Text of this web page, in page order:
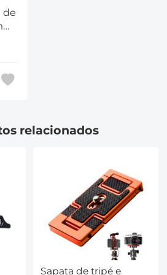
de
relacionados
Sapata de tripé e